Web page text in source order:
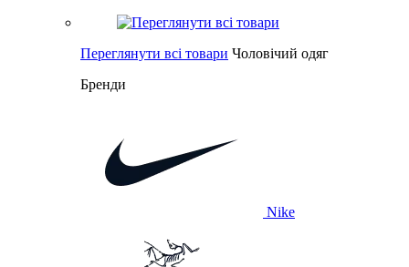
Переглянути всі товари Чоловічий одяг
Бренди
Nike